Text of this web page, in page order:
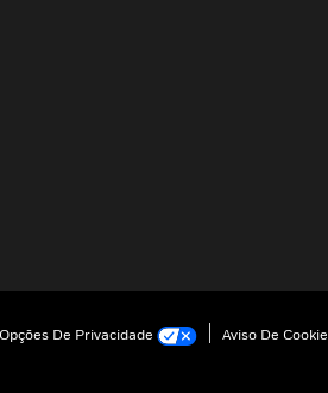
De Privacidade
Aviso De Cookie